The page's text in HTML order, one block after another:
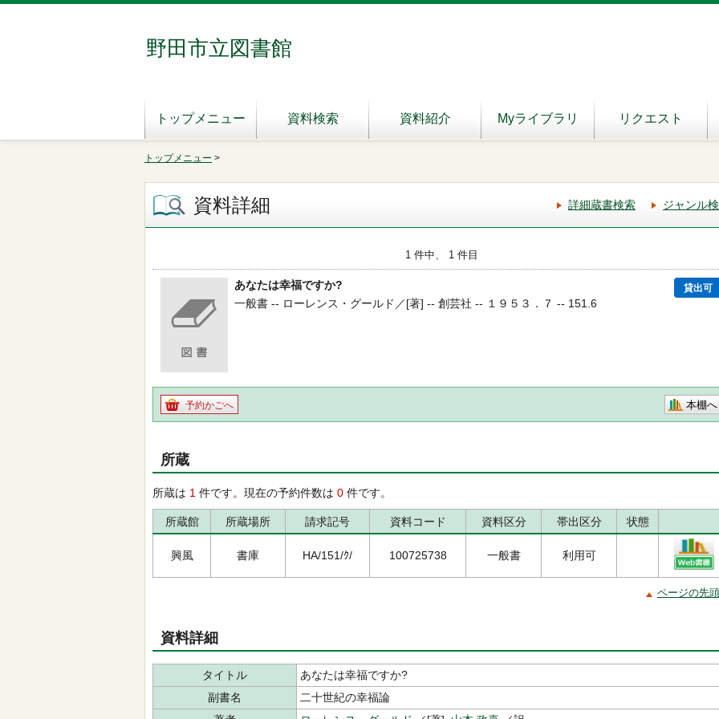
野田市立図書館
トップメニュー 資料検索 資料紹介 Myライブラリ リクエスト
トップメニュー >
資料詳細 詳細蔵書検索 ジャンル
1 件中、 1 件目
あなたは幸福ですか? 貸出可
一般書 -- ローレンス・グールド／[著] -- 創芸社 -- １９５３．７ -- 151.6
予約かごへ 本棚へ
所蔵
所蔵は 1 件です。現在の予約件数は 0 件です。
所蔵館 所蔵場所 請求記号 資料コード 資料区分 帯出区分 状態
興風 書庫 HA/151/ｸ/ 100725738 一般書 利用可
ページの先
資料詳細
タイトル
あなたは幸福ですか?
副書名
二十世紀の幸福論